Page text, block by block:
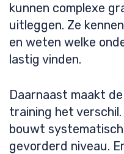
kunnen complexe
uitleggen. Ze
en weten welke
lastig vinden.
Daarnaast maakt
training het
bouwt
gevorderd niveau.